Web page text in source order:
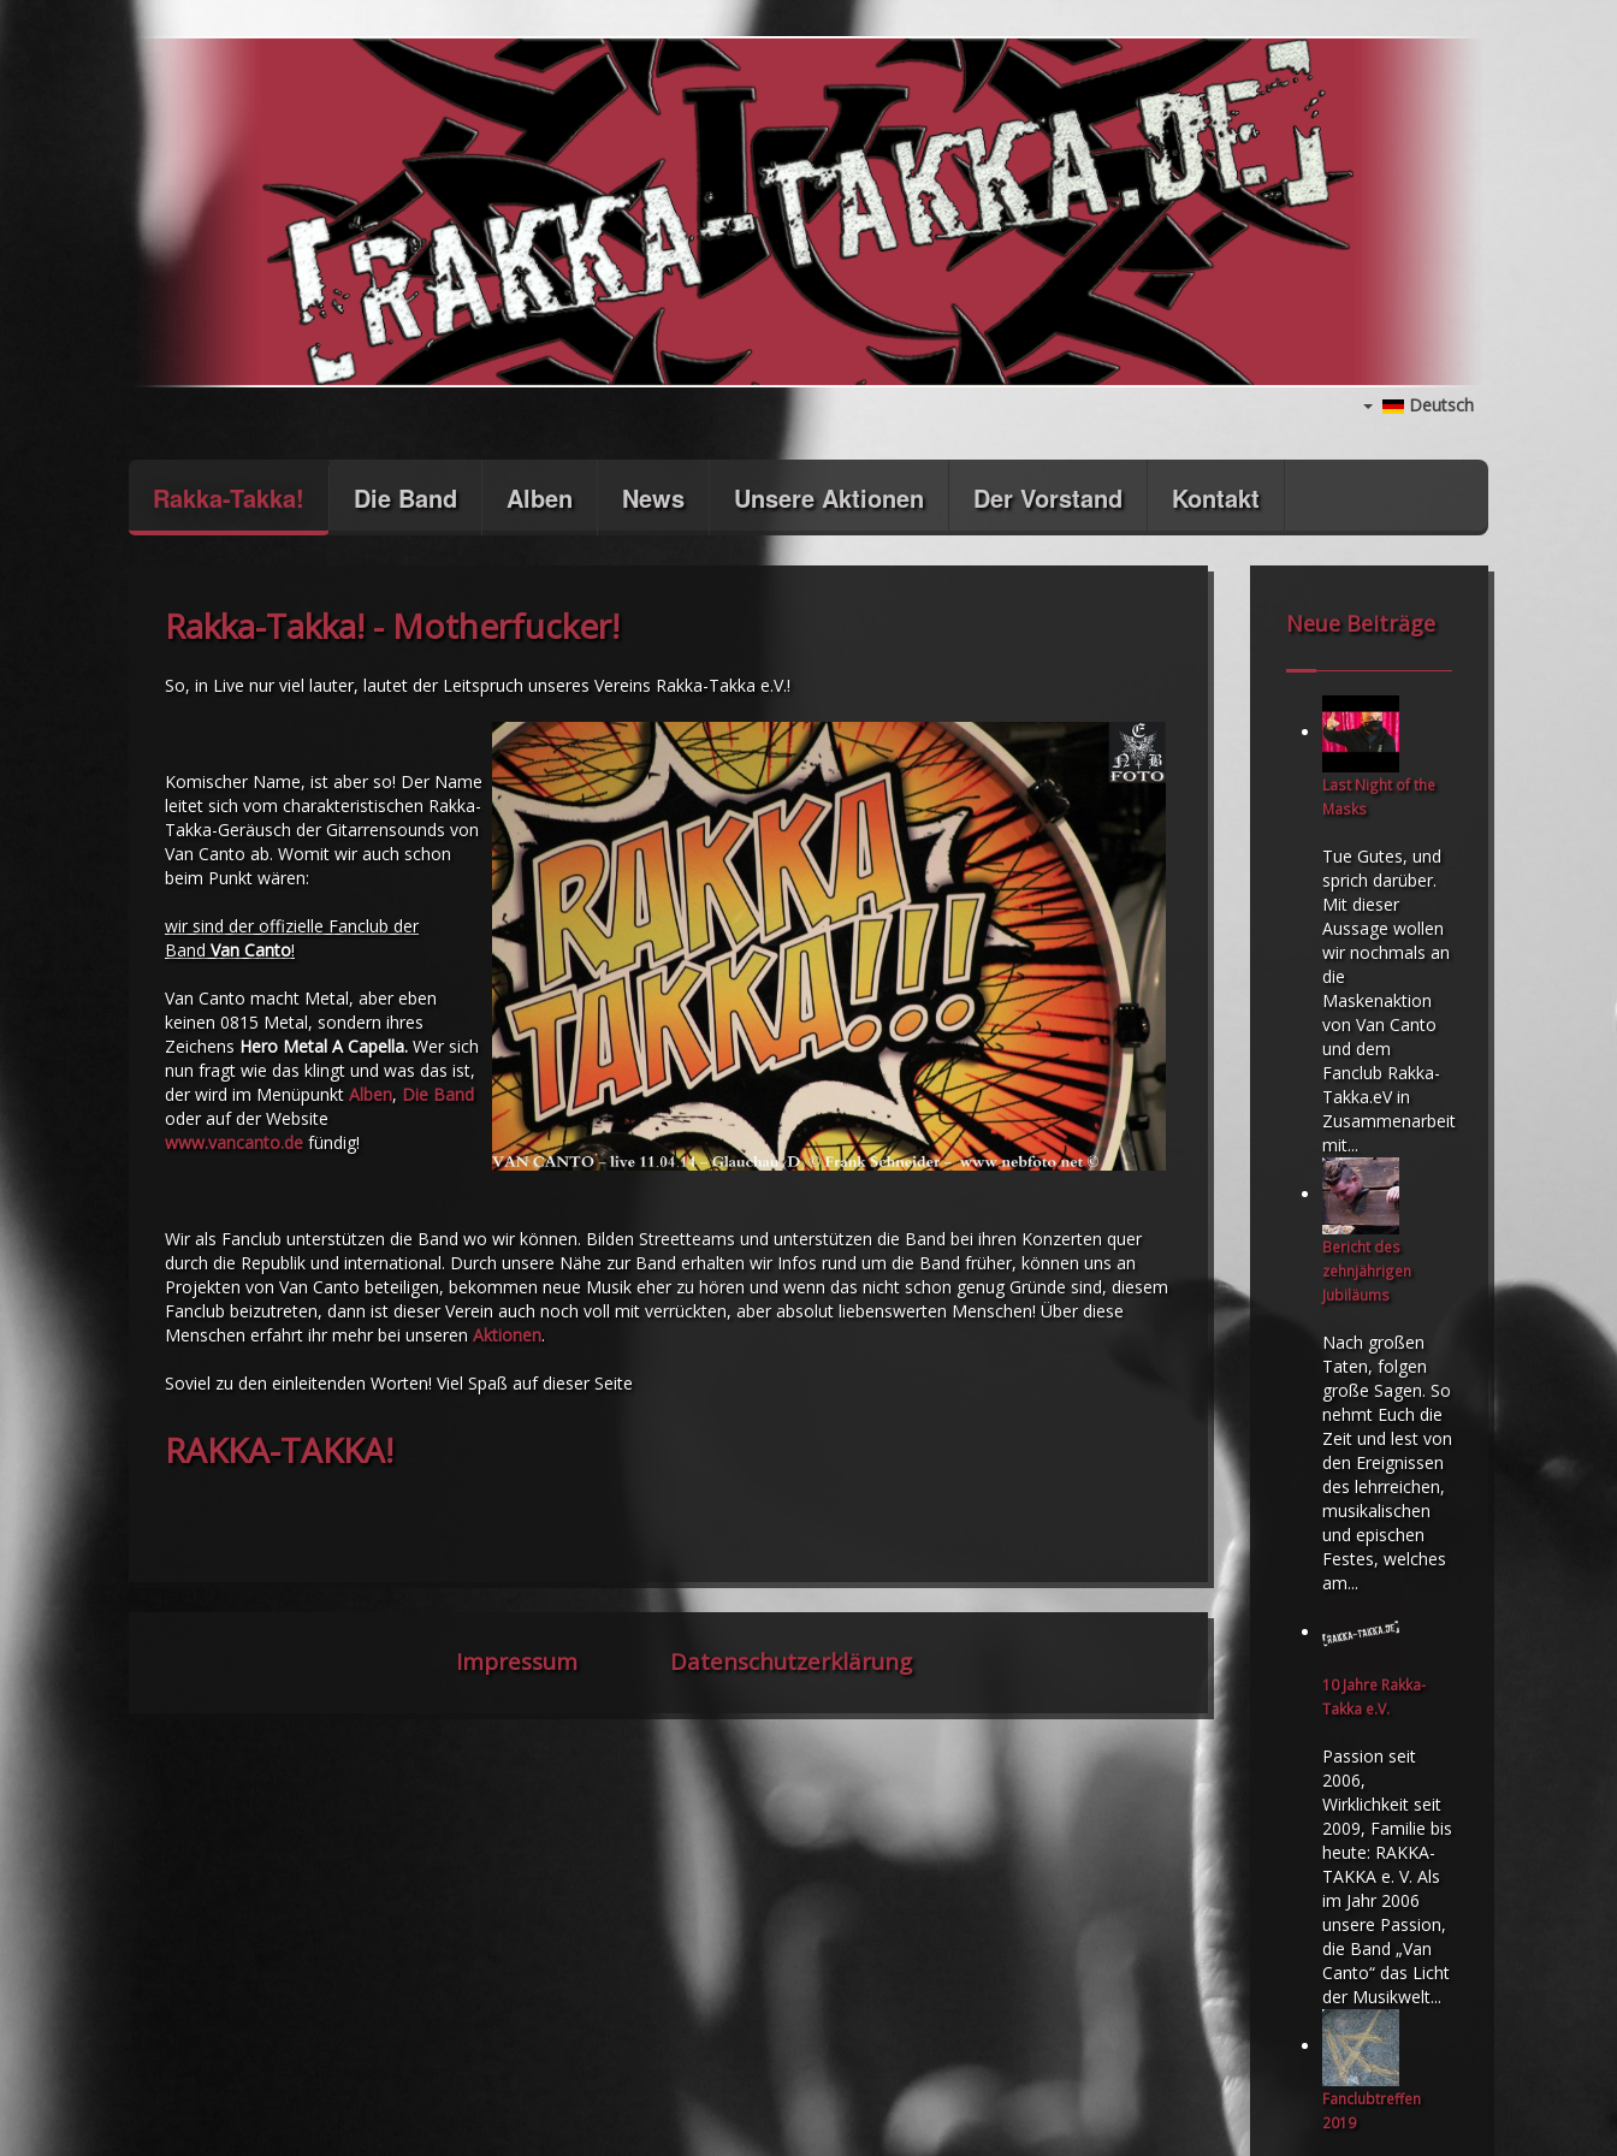
Deutsch
Rakka-Takka! Die Band Alben News Unsere Aktionen Der Vorstand Kontakt
Rakka-Takka! - Motherfucker!
So, in Live nur viel lauter, lautet der Leitspruch unseres Vereins Rakka-Takka e.V.!
Komischer Name, ist aber so! Der Name
leitet sich vom charakteristischen Rakka-
Takka-Geräusch der Gitarrensounds von
Van Canto ab. Womit wir auch schon
beim Punkt wären:
wir sind der offizielle Fanclub der
Band Van Canto!
Van Canto macht Metal, aber eben
keinen 0815 Metal, sondern ihres
Zeichens Hero Metal A Capella. Wer sich
nun fragt wie das klingt und was das ist,
der wird im Menüpunkt Alben, Die Band
oder auf der Website
www.vancanto.de fündig!
Wir als Fanclub unterstützen die Band wo wir können. Bilden Streetteams und unterstützen die Band bei ihren Konzerten quer
durch die Republik und international. Durch unsere Nähe zur Band erhalten wir Infos rund um die Band früher, können uns an
Projekten von Van Canto beteiligen, bekommen neue Musik eher zu hören und wenn das nicht schon genug Gründe sind, diesem
Fanclub beizutreten, dann ist dieser Verein auch noch voll mit verrückten, aber absolut liebenswerten Menschen! Über diese
Menschen erfahrt ihr mehr bei unseren Aktionen.
Soviel zu den einleitenden Worten! Viel Spaß auf dieser Seite
RAKKA-TAKKA!
Impressum Datenschutzerklärung
Neue Beiträge
Last Night of the
Masks
Tue Gutes, und
sprich darüber.
Mit dieser
Aussage wollen
wir nochmals an
die
Maskenaktion
von Van Canto
und dem
Fanclub Rakka-
Takka.eV in
Zusammenarbeit
mit...
Bericht des
zehnjährigen
Jubiläums
Nach großen
Taten, folgen
große Sagen. So
nehmt Euch die
Zeit und lest von
den Ereignissen
des lehrreichen,
musikalischen
und epischen
Festes, welches
am...
10 Jahre Rakka-
Takka e.V.
Passion seit
2006,
Wirklichkeit seit
2009, Familie bis
heute: RAKKA-
TAKKA e. V. Als
im Jahr 2006
unsere Passion,
die Band „Van
Canto“ das Licht
der Musikwelt...
Fanclubtreffen
2019